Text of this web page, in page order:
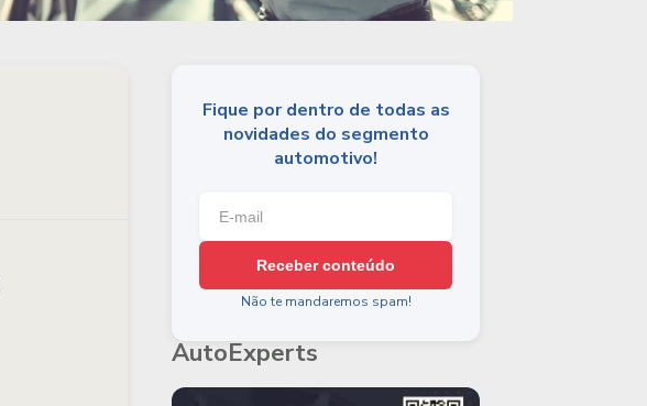
Fique por dentro de todas as
novidades do segmento
automotivo!
Receber conteúdo
Não te mandaremos spam!
AutoExperts